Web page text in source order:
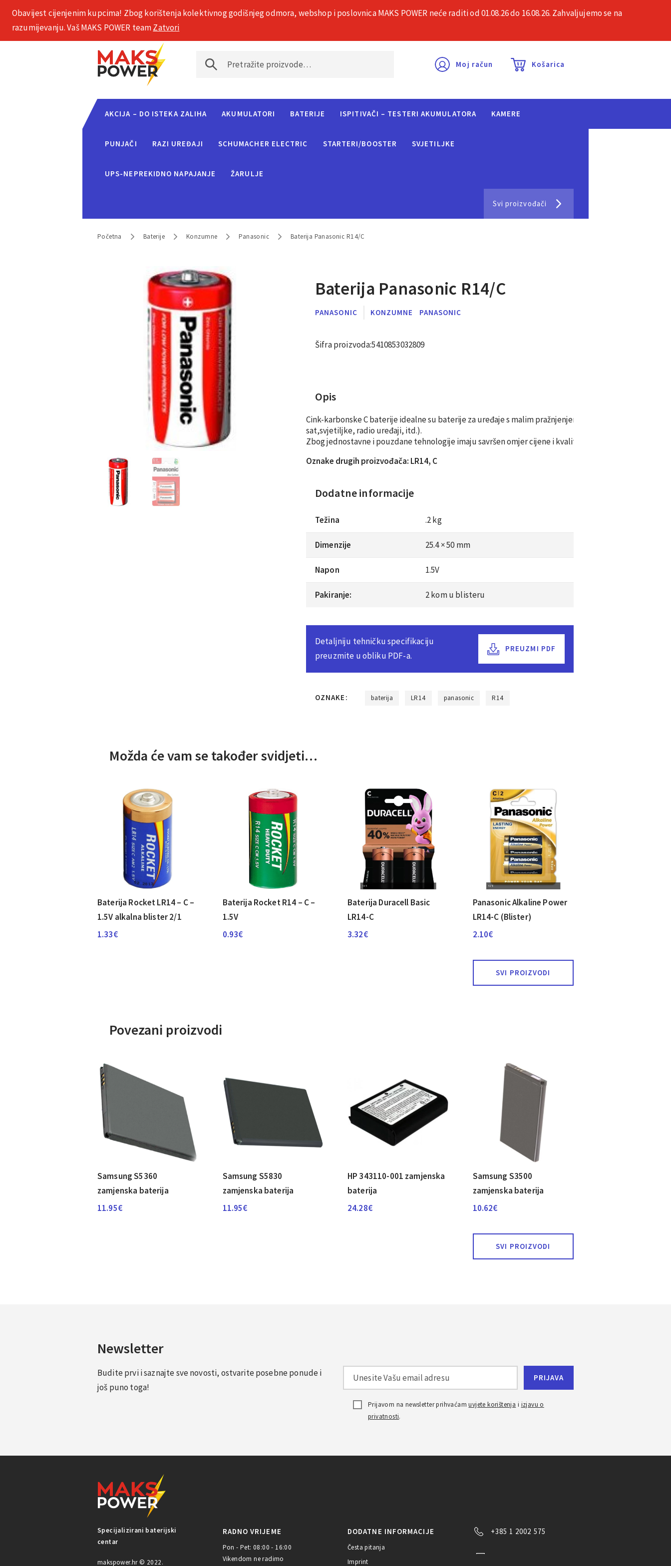
+385 1 2002 575 O nama Česta pitanja Kontakt
Moj račun Košarica
AKCIJA – DO ISTEKA ZALIHA AKUMULATORI BATERIJE ISPITIVAČI – TESTERI AKUMULATORA KAMERE
PUNJAČI RAZI UREĐAJI SCHUMACHER ELECTRIC STARTERI/BOOSTER SVJETILJKE
UPS-NEPREKIDNO NAPAJANJE ŽARULJE
Svi proizvođači
Početna Baterije Konzumne Panasonic Baterija Panasonic R14/C
Baterija Panasonic R14/C
PANASONIC KONZUMNE PANASONIC
Šifra proizvoda:5410853032809
Opis
Cink-karbonske C baterije idealne su baterije za uređaje s malim pražnjenjem (
sat,svjetiljke, radio uređaji, itd.).
Zbog jednostavne i pouzdane tehnologije imaju savršen omjer cijene i kvalitete
Oznake drugih proizvođača: LR14, C
Dodatne informacije
Težina .2 kg
Dimenzije 25.4 × 50 mm
Napon 1.5V
Pakiranje: 2 kom u blisteru
Detaljniju tehničku specifikaciju
preuzmite u obliku PDF-a.
PREUZMI PDF
OZNAKE: baterija LR14 panasonic R14
Možda će vam se također svidjeti…
Baterija Rocket LR14 – C –
1.5V alkalna blister 2/1
1.33€
Baterija Rocket R14 – C –
1.5V
0.93€
Baterija Duracell Basic
LR14-C
3.32€
Panasonic Alkaline Power
LR14-C (Blister)
2.10€
SVI PROIZVODI
Povezani proizvodi
Samsung S5360
zamjenska baterija
11.95€
Samsung S5830
zamjenska baterija
11.95€
HP 343110-001 zamjenska
baterija
24.28€
Samsung S3500
zamjenska baterija
10.62€
SVI PROIZVODI
Newsletter
Budite prvi i saznajte sve novosti, ostvarite posebne ponude i
još puno toga!
Prijavom na newsletter prihvaćamuvjete korištenja i izjavu o
privatnosti.
Specijalizirani baterijski
centar
makspower.hr © 2022.
RADNO VRIJEME
Pon - Pet: 08:00 - 16:00
Vikendom ne radimo
DODATNE INFORMACIJE
Česta pitanja
Imprint
+385 1 2002 575
Obavijest cijenjenim kupcima! Zbog korištenja kolektivnog godišnjeg odmora, webshop i poslovnica MAKS POWER neće raditi od 01.08.26 do 16.08.26. Zahvaljujemo se na
razumijevanju. Vaš MAKS POWER teamZatvori